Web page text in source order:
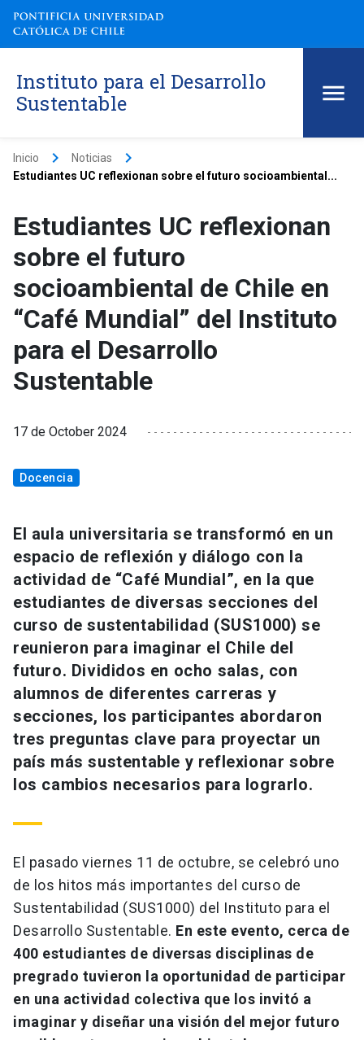
Instituto para el Desarrollo
Sustentable
Inicio keyboard_arrow_right Noticias keyboard_arrow_right
Estudiantes UC reflexionan sobre el futuro socioambiental...
Estudiantes UC reflexionan
sobre el futuro
socioambiental de Chile en
“Café Mundial” del Instituto
para el Desarrollo
Sustentable
17 de October 2024
Docencia
El aula universitaria se transformó en un
espacio de reflexión y diálogo con la
actividad de “Café Mundial”, en la que
estudiantes de diversas secciones del
curso de sustentabilidad (SUS1000) se
reunieron para imaginar el Chile del
futuro. Divididos en ocho salas, con
alumnos de diferentes carreras y
secciones, los participantes abordaron
tres preguntas clave para proyectar un
país más sustentable y reflexionar sobre
los cambios necesarios para lograrlo.
El pasado viernes 11 de octubre, se celebró uno
de los hitos más importantes del curso de
Sustentabilidad (SUS1000) del Instituto para el
Desarrollo Sustentable. En este evento, cerca de
400 estudiantes de diversas disciplinas de
pregrado tuvieron la oportunidad de participar
en una actividad colectiva que los invitó a
imaginar y diseñar una visión del mejor futuro